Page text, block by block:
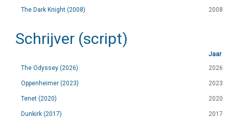
The Dark Knight (2008)
2008
Schrijver (script)
Jaar
The Odyssey (2026)
2026
Oppenheimer (2023) 2023
Tenet (2020) 2020
Dunkirk (2017) 2017